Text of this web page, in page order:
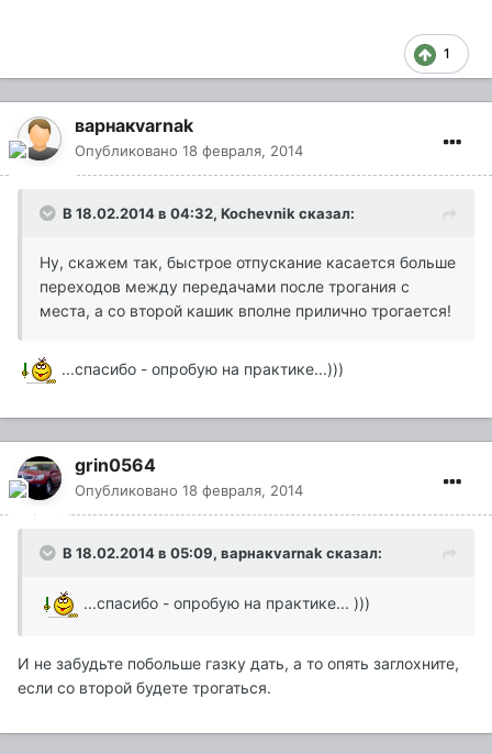
1
варнакvarnak
Опубликовано 18 февраля, 2014
В 18.02.2014 в 04:32, Kochevnik сказал:
Ну, скажем так, быстрое отпускание касается больше
переходов между передачами после трогания с
места, а со второй кашик вполне прилично трогается!
...спасибо - опробую на практике...)))
grin0564
Опубликовано 18 февраля, 2014
В 18.02.2014 в 05:09, варнакvarnak сказал:
...спасибо - опробую на практике... )))
И не забудьте побольше газку дать, а то опять заглохните,
если со второй будете трогаться.